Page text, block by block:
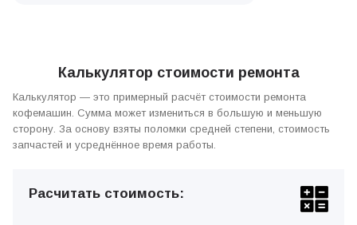
Калькулятор стоимости ремонта
Калькулятор — это примерный расчёт стоимости ремонта
кофемашин. Сумма может измениться в большую и меньшую
сторону. За основу взяты поломки средней степени, стоимость
запчастей и усреднённое время работы.
Расчитать стоимость: